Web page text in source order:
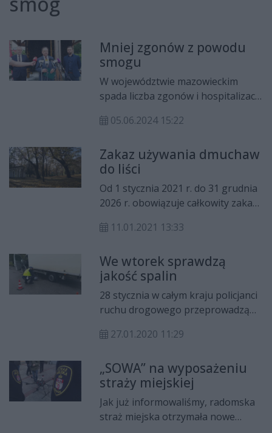
Mniej zgonów z powodu
smogu
W województwie mazowieckim
spada liczba zgonów i hospitalizacji
powietrza. Tak wynika z raportu
Powietrza.
05.06.2024 15:22
Zakaz używania dmuchaw
do liści
Od 1 stycznia 2021 r. do 31 grudnia
2026 r. obowiązuje całkowity zakaz
palenia w kominkach w smogowe
11.01.2021 13:33
We wtorek sprawdzą
jakość spalin
28 stycznia w całym kraju policjanci
ruchu drogowego przeprowadzą
pn. „Smog". Funkcjonariusze będą
zachowanie niezgodne z prawem.
27.01.2020 11:29
„SOWA” na wyposażeniu
straży miejskiej
Jak już informowaliśmy, radomska
straż miejska otrzymała nowe